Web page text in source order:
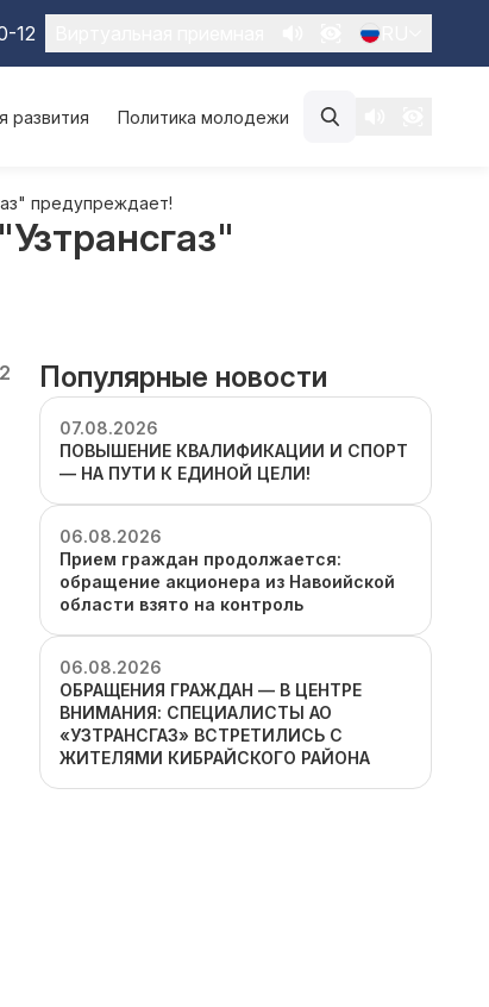
12
развития Политика молодежи
предупреждает!
Популярные новости
07.08.2026
ПОВЫШЕНИЕ КВАЛИФИКАЦИИ И СПОРТ
— НА ПУТИ К ЕДИНОЙ ЦЕЛИ!
06.08.2026
Прием граждан продолжается:
обращение акционера из Навоийской
области взято на контроль
06.08.2026
ОБРАЩЕНИЯ ГРАЖДАН — В ЦЕНТРЕ
ВНИМАНИЯ: СПЕЦИАЛИСТЫ АО
«УЗТРАНСГАЗ» ВСТРЕТИЛИСЬ С
ЖИТЕЛЯМИ КИБРАЙСКОГО РАЙОНА